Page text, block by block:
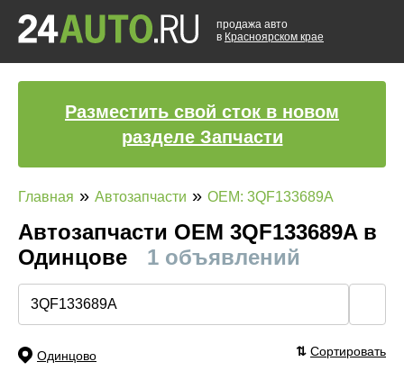
продажа авто
в Красноярском крае
Разместить свой сток в новом
разделе Запчасти
Главная » Автозапчасти » OEM: 3QF133689A
Автозапчасти ОЕМ 3QF133689A в
Одинцове
1 объявлений
Одинцово ⇅ Сортировать